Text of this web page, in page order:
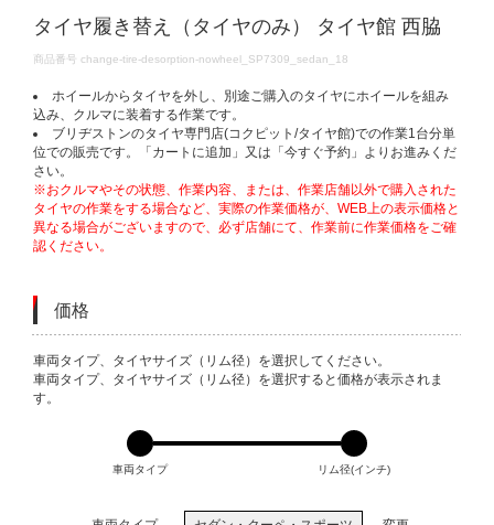
タイヤ履き替え（タイヤのみ） タイヤ館 西脇
DETAILS
商品番号 change-tire-desorption-nowheel_SP7309_sedan_18
ホイールからタイヤを外し、別途ご購入のタイヤにホイールを組み
込み、クルマに装着する作業です。
ブリヂストンのタイヤ専門店(コクピット/タイヤ館)での作業1台分単
位での販売です。「カートに追加」又は「今すぐ予約」よりお進みくだ
さい。
※おクルマやその状態、作業内容、または、作業店舗以外で購入された
タイヤの作業をする場合など、実際の作業価格が、WEB上の表示価格と
異なる場合がございますので、必ず店舗にて、作業前に作業価格をご確
認ください。
価格
VARIATIONS
車両タイプ、タイヤサイズ（リム径）を選択してください。
車両タイプ、タイヤサイズ（リム径）を選択すると価格が表示されま
す。
車両タイプ リム径(インチ)